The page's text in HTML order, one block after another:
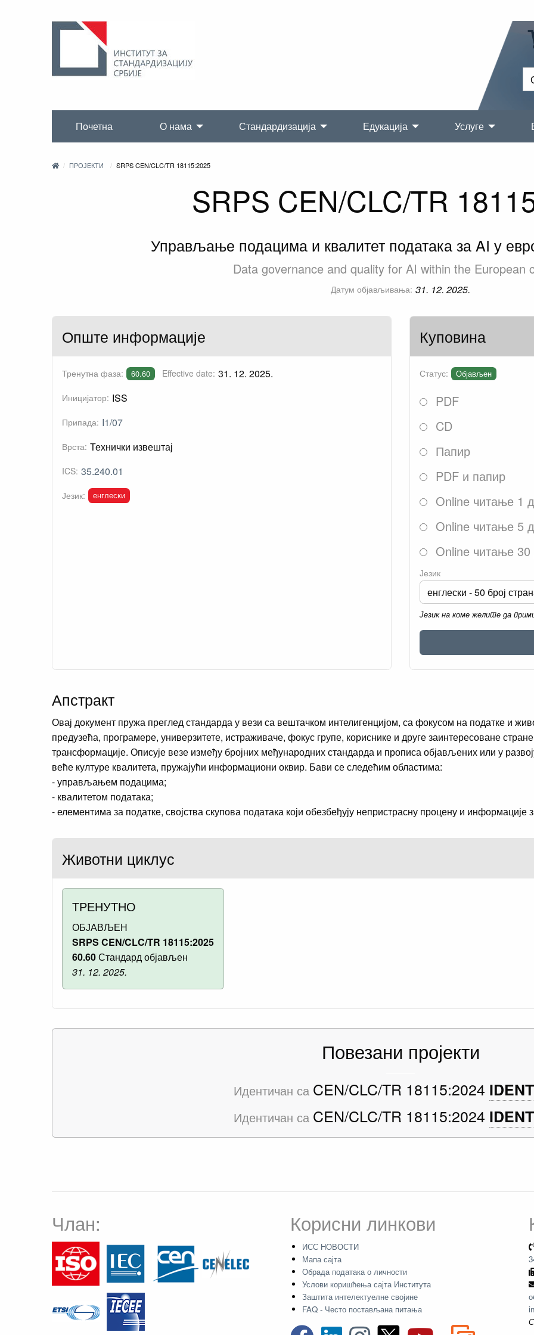
Почетна О нама Стандардизација Едукација Услуге
ПРОЈЕКТИ SRPS CEN/CLC/TR 18115:2025
SRPS CEN/CLC/TR
Управљање подацима и квалитет података за AI у
Data governance and quality for AI within the European
Датум објављивања: 31. 12. 2025.
Опште информације
Тренутна фаза: 60.60 Effective date: 31. 12. 2025.
Иницијатор: ISS
Припада: I1/07
Врста: Технички извештај
ICS: 35.240.01
Језик: енглески
Куповина
Статус: Објављен
PDF
CD
Папир
PDF и папир
Online читање 1
Online читање 5
Online читање
Језик
Језик на коме желите да
Апстракт
Овај документ пружа преглед стандарда у вези са вештачком интелигенцијом, са фокусом на податке и
предузећа, програмере, универзитете, истраживаче, фокус групе, кориснике и друге заинтересоване
трансформације. Описује везе између бројних међународних стандарда и прописа објављених или у
веће културе квалитета, пружајући информациони оквир. Бави се следећим областима:
- управљањем подацима;
- квалитетом података;
- елементима за податке, својства скупова података који обезбеђују непристрасну процену и информације
Животни циклус
ТРЕНУТНО
ОБЈАВЉЕН
SRPS CEN/CLC/TR 18115:2025
60.60Стандард објављен
31. 12. 2025.
Повезани пројекти
Идентичан са CEN/CLC/TR 18115:2024
Идентичан са CEN/CLC/TR 18115:2024
Члан: Корисни линкови
ИСС НОВОСТИ
Мапа сајта
Обрада података о личности
Услови коришћења сајта Института
Заштита интелектуелне својине
FAQ - Често постављана питања